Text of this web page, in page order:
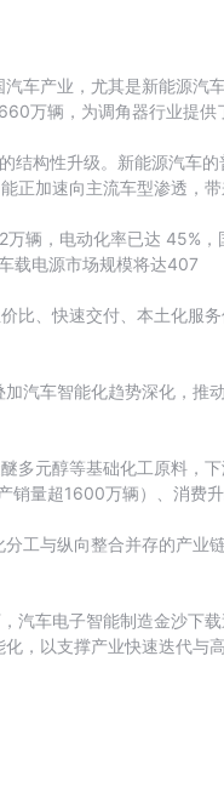
车产业，尤其是新能源汽
万辆，为调角器行业提供
结构性升级。新能源汽车
正加速向主流车型渗透，
辆，电动化率已达 45%，
载电源市场规模将达407
比、快速交付、本土化服
汽车智能化趋势深化，推
多元醇等基础化工原料，
销量超1600万辆）、消费
工与纵向整合并存的产业
汽车电子智能制造金沙下
，以支撑产业快速迭代与高